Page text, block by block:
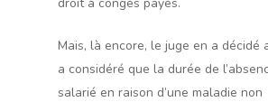
Mais, là encore, le juge en a décidé
a considéré que la durée de
salarié en raison d’une maladie non